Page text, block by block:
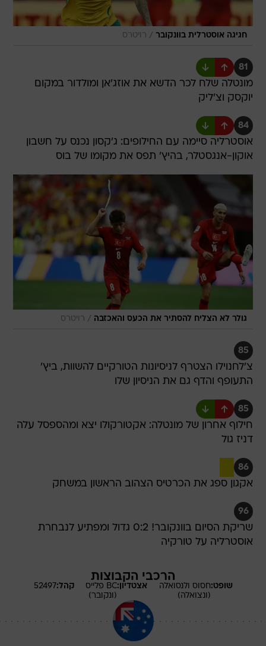
חגיגה אוסטרלית בוונקובר / רויטרס
81
מונטלה שלח לכר הדשא את אוזג'אן ומולדור במקום
יוקסק וצ'ליק
84
אוסטרליה סיימה עם החילופים: ג'קסון נכנס על חשבון
אוקון-אנגסטלר, בהיץ' תפס את מקומו של בוס
גולר לא הצליח להסתיר את הכעס והאכזבה / רויטרס
85
צ'לחנוילו הצטרף לניסיונות הטורקיים להשוות, ביץ'
התעופף והדף גם את הניסיון שלו
85
חילוף אחרון של מונטלה: אקטורקולו יצא ומהספסל עלה
דניז גול
86
אקגון ספג את הכרטיס הצהוב הראשון במשחק
96
שריקת הסיום בוונקובר! 0:2 גדול ומפתיע לנבחרת
אוסטרליה על טורקיה
הרכבי הקבוצות
שופט:חסוס
ולנסואלה
(ונצואלה)
אצטדיון:
BC פלייס
(ונקובר)
קהל:52497